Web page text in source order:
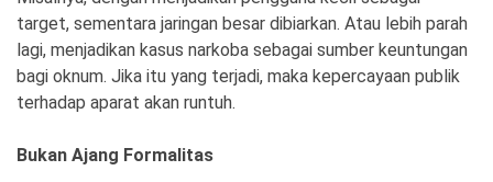
target, sementara jaringan besar dibiarkan. Atau lebih parah
lagi, menjadikan kasus narkoba sebagai sumber keuntungan
bagi oknum. Jika itu yang terjadi, maka kepercayaan publik
terhadap aparat akan runtuh.
Bukan Ajang Formalitas